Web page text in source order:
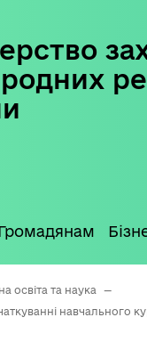
освіта та наука
—
навчального